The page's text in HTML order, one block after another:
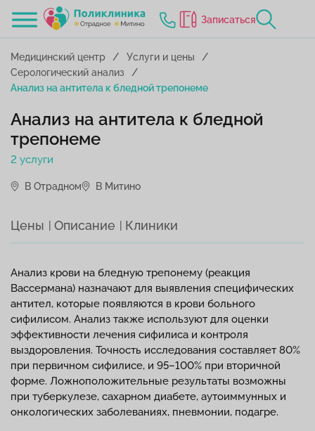
Записаться
Медицинский центр
Услуги и цены
Серологический анализ
Анализ на антитела к бледной трепонеме
Анализ на антитела к бледной
трепонеме
2 услуги
В Отрадном В Митино
Цены Описание Клиники
Анализ крови на бледную трепонему (реакция
Вассермана) назначают для выявления специфических
антител, которые появляются в крови больного
сифилисом. Анализ также используют для оценки
эффективности лечения сифилиса и контроля
выздоровления. Точность исследования составляет 80%
при первичном сифилисе, и 95–100% при вторичной
форме. Ложноположительные результаты возможны
при туберкулезе, сахарном диабете, аутоиммунных и
онкологических заболеваниях, пневмонии, подагре.